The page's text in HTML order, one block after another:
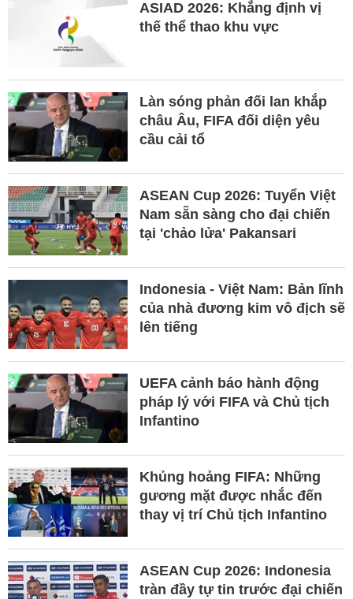
ASIAD 2026: Khẳng định vị
thế thể thao khu vực
Làn sóng phản đối lan khắp
châu Âu, FIFA đối diện yêu
cầu cải tổ
ASEAN Cup 2026: Tuyển Việt
Nam sẵn sàng cho đại chiến
tại 'chảo lửa' Pakansari
Indonesia - Việt Nam: Bản lĩnh
của nhà đương kim vô địch sẽ
lên tiếng
UEFA cảnh báo hành động
pháp lý với FIFA và Chủ tịch
Infantino
Khủng hoảng FIFA: Những
gương mặt được nhắc đến
thay vị trí Chủ tịch Infantino
ASEAN Cup 2026: Indonesia
tràn đầy tự tin trước đại chiến